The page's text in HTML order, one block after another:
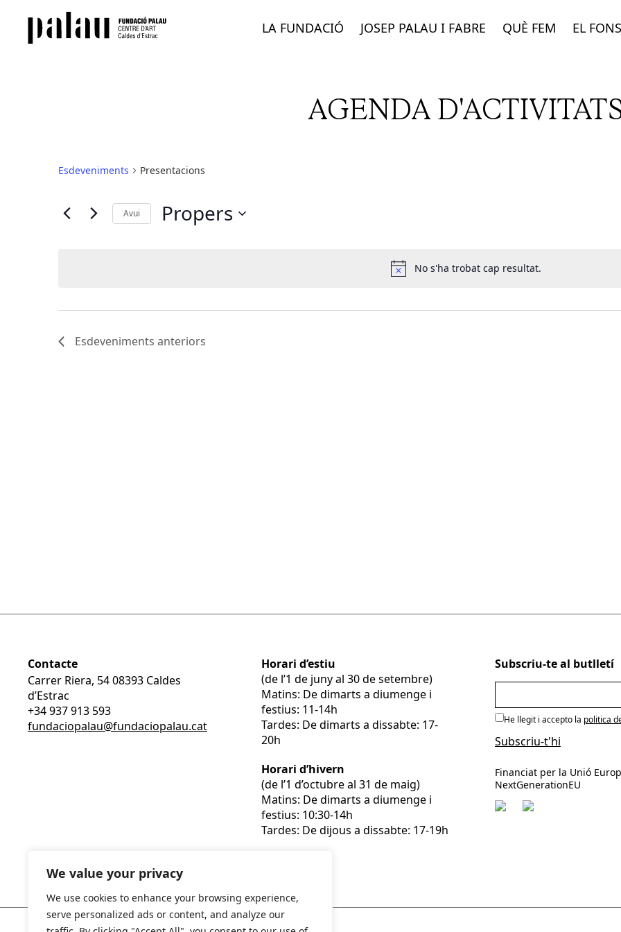
We value your privacy
We use cookies to enhance your browsing experience,
serve personalized ads or content, and analyze our
LA FUNDACIÓ JOSEP PALAU I FABRE QUÈ FEM EL FONS
AGENDA
Notice
No s'ha trobat cap resultat.
Esdeveniments Presentacions
Avui Propers
Esdeveniments anteriors
Contacte
Carrer Riera, 54 08393 Caldes
d’Estrac
+34 937 913 593
fundaciopalau@fundaciopalau.cat
Horari d’estiu
(de l’1 de juny al 30 de setembre)
Matins: De dimarts a diumenge i
festius: 11-14h
Tardes: De dimarts a dissabte: 17-
20h
Horari d’hivern
(de l’1 d’octubre al 31 de maig)
Matins: De dimarts a diumenge i
festius: 10:30-14h
Tardes: De dijous a dissabte: 17-19h
Subscriu-te al butlletí
He llegit i accepto la politica
Financiat per la Unió
NextGenerationEU